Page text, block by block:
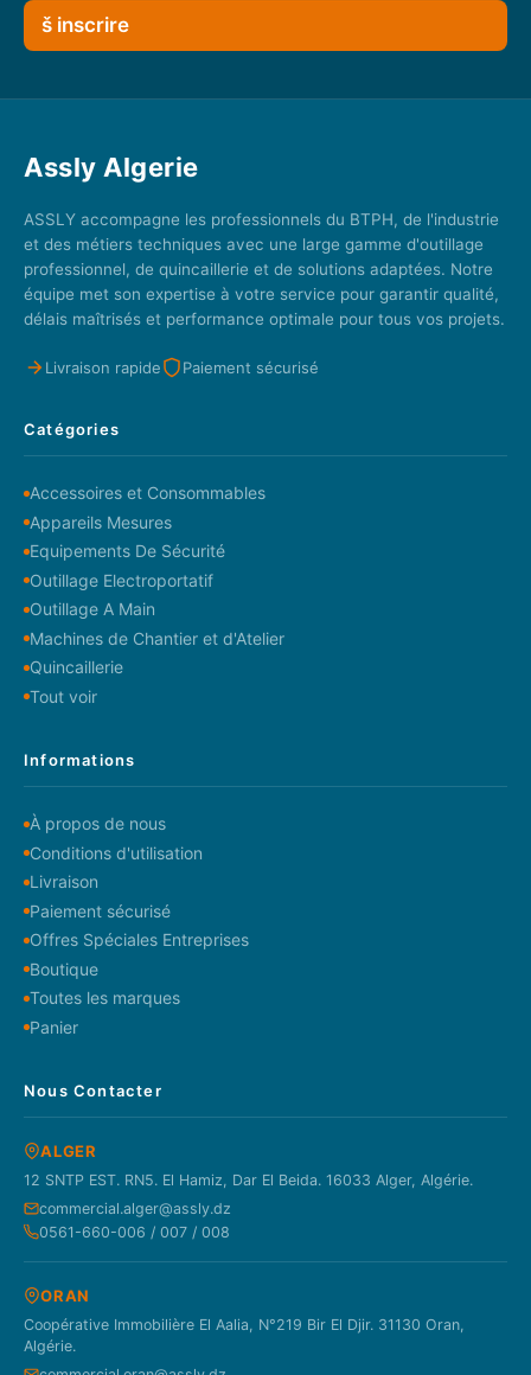
š inscrire
Assly Algerie
ASSLY accompagne les professionnels du BTPH, de l'industrie
et des métiers techniques avec une large gamme d'outillage
professionnel, de quincaillerie et de solutions adaptées. Notre
équipe met son expertise à votre service pour garantir qualité,
délais maîtrisés et performance optimale pour tous vos projets.
Livraison rapide Paiement sécurisé
Catégories
Accessoires et Consommables
Appareils Mesures
Equipements De Sécurité
Outillage Electroportatif
Outillage A Main
Machines de Chantier et d'Atelier
Quincaillerie
Tout voir
Informations
À propos de nous
Conditions d'utilisation
Livraison
Paiement sécurisé
Offres Spéciales Entreprises
Boutique
Toutes les marques
Panier
Nous Contacter
ALGER
12 SNTP EST. RN5. El Hamiz, Dar El Beida. 16033 Alger, Algérie.
commercial.alger@assly.dz
0561-660-006 / 007 / 008
ORAN
Coopérative Immobilière El Aalia, N°219 Bir El Djir. 31130 Oran,
Algérie.